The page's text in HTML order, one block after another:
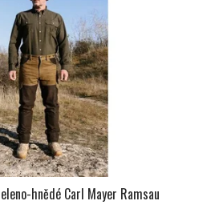
hnědé Carl Mayer Ramsau